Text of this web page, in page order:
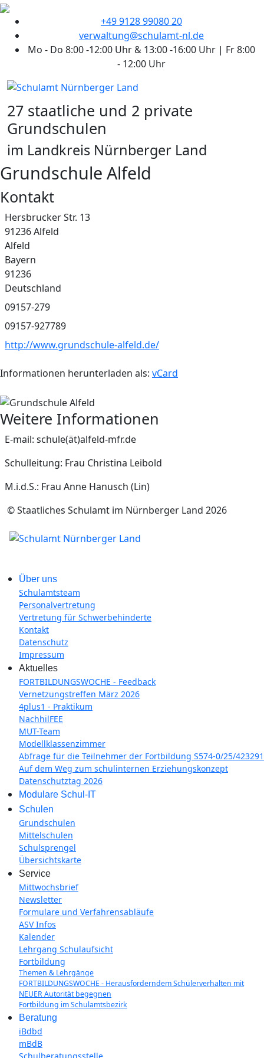
+49 9128 99080 20
verwaltung@schulamt-nl.de
Mo - Do 8:00 -12:00 Uhr & 13:00 -16:00 Uhr | Fr 8:00
- 12:00 Uhr
27 staatliche und 2 private
Grundschulen
im Landkreis Nürnberger Land
Grundschule Alfeld
Kontakt
Adresse
Hersbrucker Str. 13
91236 Alfeld
Alfeld
Bayern
91236
Deutschland
Telefon
09157-279
Fax
09157-927789
Website
http://www.grundschule-alfeld.de/
Informationen herunterladen als: vCard
Weitere Informationen
Weitere Informationen
E-mail: schule(ät)alfeld-mfr.de
Schulleitung: Frau Christina Leibold
M.i.d.S.: Frau Anne Hanusch (Lin)
© Staatliches Schulamt im Nürnberger Land 2026
Über uns
Schulamtsteam
Personalvertretung
Vertretung für Schwerbehinderte
Kontakt
Datenschutz
Impressum
Aktuelles
FORTBILDUNGSWOCHE - Feedback
Vernetzungstreffen März 2026
4plus1 - Praktikum
NachhilFEE
MUT-Team
Modellklassenzimmer
Abfrage für die Teilnehmer der Fortbildung S574-0/25/423291
Auf dem Weg zum schulinternen Erziehungskonzept
Datenschutztag 2026
Modulare Schul-IT
Schulen
Grundschulen
Mittelschulen
Schulsprengel
Übersichtskarte
Service
Mittwochsbrief
Newsletter
Formulare und Verfahrensabläufe
ASV Infos
Kalender
Lehrgang Schulaufsicht
Fortbildung
Themen & Lehrgänge
FORTBILDUNGSWOCHE - Herausforderndem Schülerverhalten mit
NEUER Autorität begegnen
Fortbildung im Schulamtsbezirk
Beratung
iBdbd
mBdB